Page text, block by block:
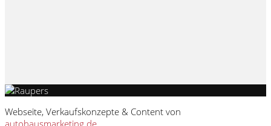
Webseite, Verkaufskonzepte & Content von
autohausmarketing.de